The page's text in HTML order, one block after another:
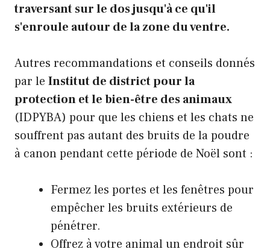
traversant sur le dos jusqu'à ce qu'il
s'enroule autour de la zone du ventre.
Autres recommandations et conseils donnés
par le Institut de district pour la
protection et le bien-être des animaux
(IDPYBA) pour que les chiens et les chats ne
souffrent pas autant des bruits de la poudre
à canon pendant cette période de Noël sont :
Fermez les portes et les fenêtres pour
empêcher les bruits extérieurs de
pénétrer.
Offrez à votre animal un endroit sûr